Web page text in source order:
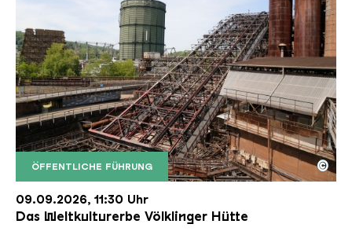
ÖFFENTLICHE FÜHRUNG
Der Erzschrägaufzug der Völklinger Hütte mit
Copyright: Weltkulturerbe Völklinger Hütte | Karl
©
09.09.2026, 11:30 Uhr
Das Weltkulturerbe Völklinger Hütte